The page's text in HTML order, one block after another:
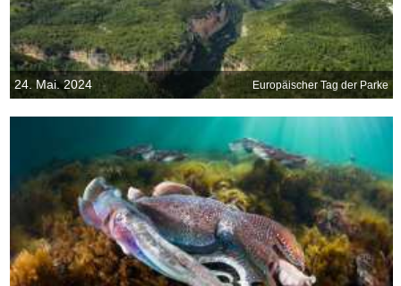
24. Mai. 2024 Europäischer Tag der Parke